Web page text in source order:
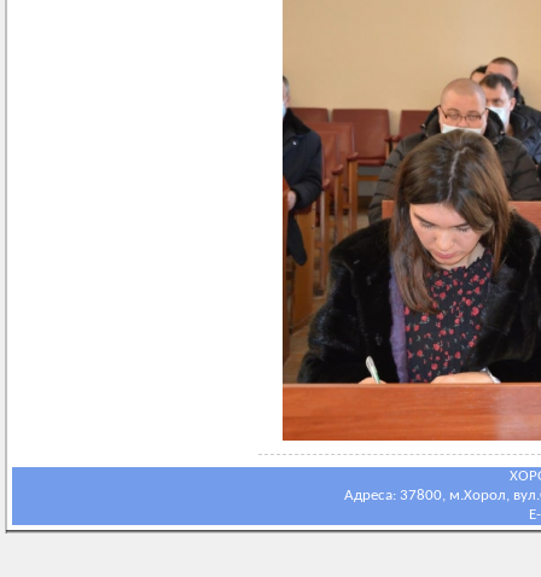
Адреса: 37800, м.Хорол,